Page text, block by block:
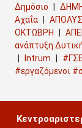
Δημόσιο
Αχαΐα
ΟΚΤΩΒΡΗ
ανάπτυξη
Intrum
#εργαζόμενοι